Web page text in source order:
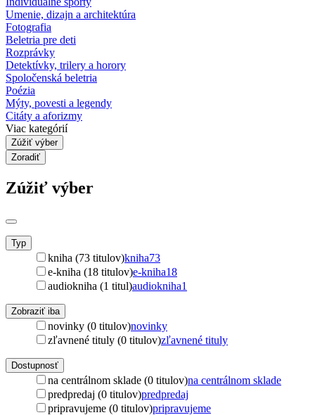
Umenie, dizajn a architektúra
Fotografia
Beletria pre deti
Rozprávky
Detektívky, trilery a horory
Spoločenská beletria
Poézia
Mýty, povesti a legendy
Citáty a aforizmy
Viac kategórií
Zúžiť výber
Zoradiť
Zúžiť výber
Typ
kniha (73 titulov)kniha73
e-kniha (18 titulov)e-kniha18
audiokniha (1 titul)audiokniha1
Zobraziť iba
novinky (0 titulov)novinky
zľavnené tituly (0 titulov)zľavnené tituly
Dostupnosť
na centrálnom sklade (0 titulov)na centrálnom sklade
predpredaj (0 titulov)predpredaj
pripravujeme (0 titulov)pripravujeme